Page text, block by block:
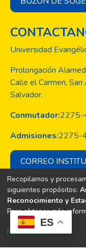
ES
Universidad
Prolongación
Calle el Carmen,
Salvador.
Conmutador:2275-
Admisiones:2275-
CORREO
Recopilamos y
siguientes propósitos:
Reconocimiento y
Para obtener más
Personalizar